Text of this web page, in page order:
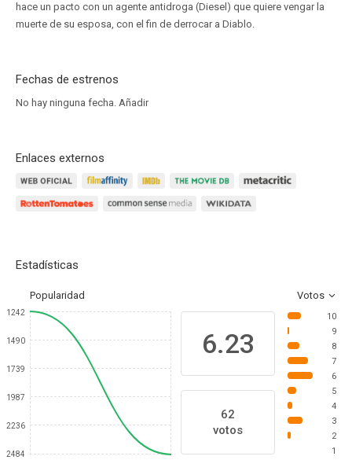
hace un pacto con un agente antidroga (Diesel) que quiere vengar la
muerte de su esposa, con el fin de derrocar a Diablo.
Fechas de estrenos
No hay ninguna fecha. Añadir
Enlaces externos
Estadísticas
Popularidad Votos
1242
1490
1739
1987
2236
2484
6.23
62
votos
10
9
8
7
6
5
4
3
2
1